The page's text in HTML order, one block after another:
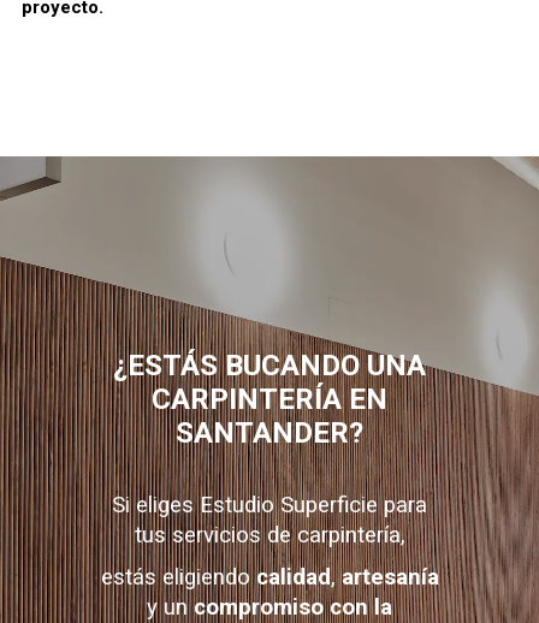
proyecto.
¿ESTÁS BUCANDO UNA
CARPINTERÍA EN
SANTANDER?
Si eliges Estudio Superficie para
tus servicios de carpintería,
estás eligiendocalidad,artesanía
y uncompromiso con la